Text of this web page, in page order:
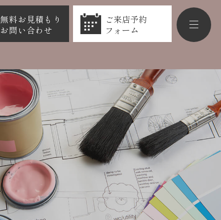
無料お見積もり
お問い合わせ
ご来店予約
フォーム